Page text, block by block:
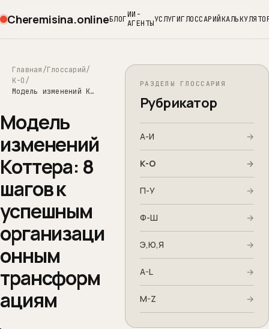
Cheremisina.onlineБЛОГИИ-
АГЕНТЫУСЛУГИГЛОССАРИЙ
Главная
Глоссарий
К-О
Модель изменений Коттера: 8 шагов к успешным организационным трансформациям
Модель
изменений
Коттера: 8
шагов к
успешным
организаци
онным
трансформ
ациям
РАЗДЕЛЫ ГЛОССАРИЯ
Рубрикатор
А-И →
К-О →
П-У →
Ф-Ш →
Э,Ю,Я →
A-L →
M-Z →